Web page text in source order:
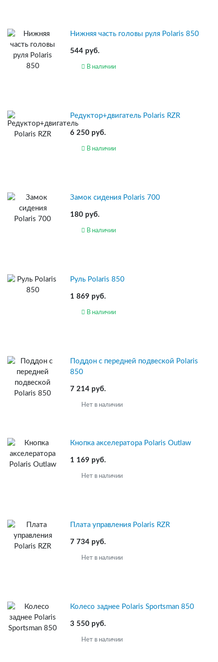
Нижняя часть головы руля Polaris 850
544 руб.
В наличии
Редуктор+двигатель Polaris RZR
6 250 руб.
В наличии
Замок сидения Polaris 700
180 руб.
В наличии
Руль Polaris 850
1 869 руб.
В наличии
Поддон с передней подвеской Polaris
850
7 214 руб.
Нет в наличии
Кнопка aкселератора Polaris Outlaw
1 169 руб.
Нет в наличии
Плата управления Polaris RZR
7 734 руб.
Нет в наличии
Колесо заднее Polaris Sportsman 850
3 550 руб.
Нет в наличии